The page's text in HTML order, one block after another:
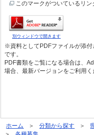
このマークがついているリ
別ウィンドウで開きます
※資料としてPDFファイルが添
です。
PDF書類をご覧になる場合は、
場合、最新バージョンをご利用く
ホーム 分類から探す